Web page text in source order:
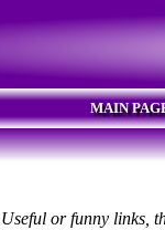
MAIN
Useful or funny links,